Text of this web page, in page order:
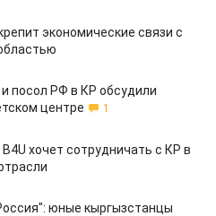
экономические связи с
посол РФ в КР обсудили
центре
1
хочет сотрудничать с КР в
юные кыргызстанцы